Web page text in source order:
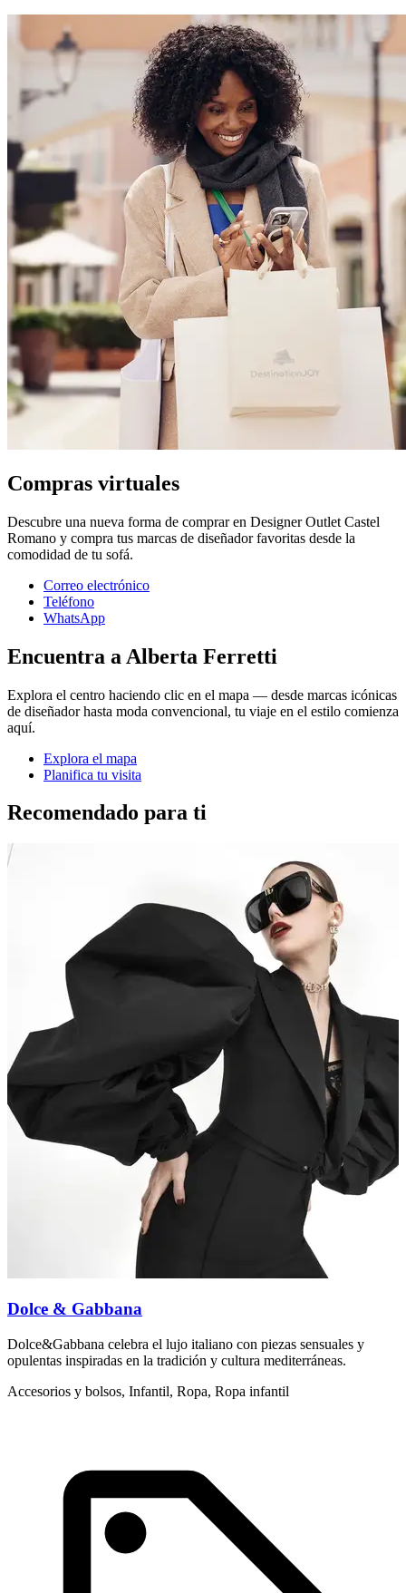
Compras virtuales
Descubre una nueva forma de comprar en Designer Outlet Castel
Romano y compra tus marcas de diseñador favoritas desde la
comodidad de tu sofá.
Correo electrónico
Teléfono
WhatsApp
Encuentra a Alberta Ferretti
Explora el centro haciendo clic en el mapa — desde marcas icónicas
de diseñador hasta moda convencional, tu viaje en el estilo comienza
aquí.
Explora el mapa
Planifica tu visita
Recomendado para ti
Dolce & Gabbana
Dolce&Gabbana celebra el lujo italiano con piezas sensuales y
opulentas inspiradas en la tradición y cultura mediterráneas.
Accesorios y bolsos, Infantil, Ropa, Ropa infantil